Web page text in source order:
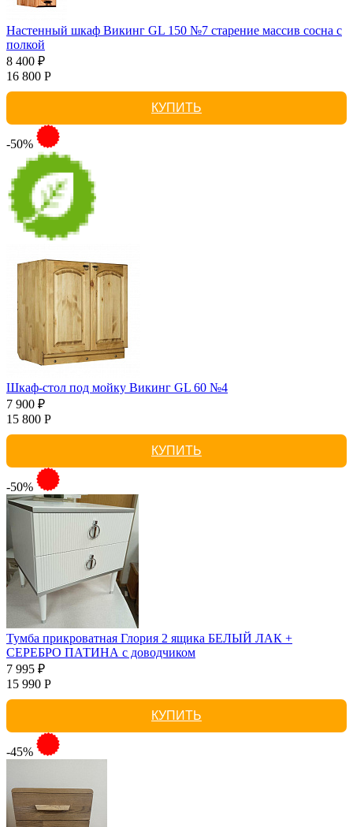
Настенный шкаф Викинг GL 150 №7 старение массив сосна с
полкой
8 400 ₽
16 800 Р
КУПИТЬ
-50%
Шкаф-стол под мойку Викинг GL 60 №4
7 900 ₽
15 800 Р
КУПИТЬ
-50%
Тумба прикроватная Глория 2 ящика БЕЛЫЙ ЛАК +
СЕРЕБРО ПАТИНА с доводчиком
7 995 ₽
15 990 Р
КУПИТЬ
-45%